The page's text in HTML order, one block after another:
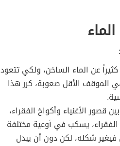
عن الماء الساخن، ولكي تتعود
الموقف الأقل صعوبة، كرر هذا
قصور الأغنياء وأكواخ الفقراء،
الفقراء، يسكب في أوعية مختلفة
فيغير شكله، لكن دون أن يبدل